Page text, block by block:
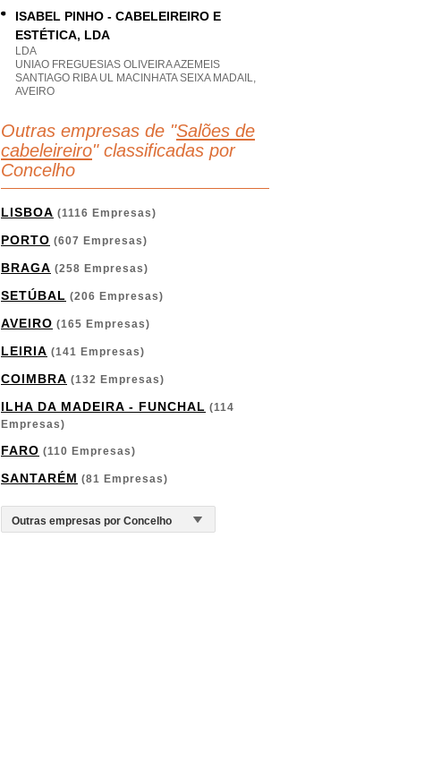
ISABEL PINHO - CABELEIREIRO E
ESTÉTICA, LDA
LDA
UNIAO FREGUESIAS OLIVEIRA AZEMEIS
SANTIAGO RIBA UL MACINHATA SEIXA MADAIL,
AVEIRO
Outras empresas de "Salões de
cabeleireiro" classificadas por
Concelho
LISBOA (1116 Empresas)
PORTO (607 Empresas)
BRAGA (258 Empresas)
SETÚBAL (206 Empresas)
AVEIRO (165 Empresas)
LEIRIA (141 Empresas)
COIMBRA (132 Empresas)
ILHA DA MADEIRA - FUNCHAL (114
Empresas)
FARO (110 Empresas)
SANTARÉM (81 Empresas)